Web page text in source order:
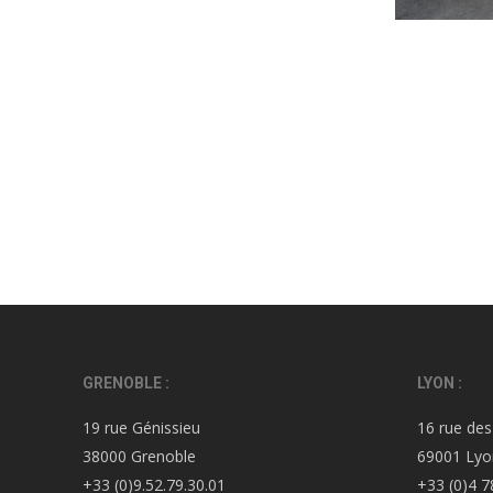
GRENOBLE :
19 rue Génissieu
38000 Grenoble
+33 (0)9.52.79.30.01
LYON :
16 rue
69001
+33 (0)4